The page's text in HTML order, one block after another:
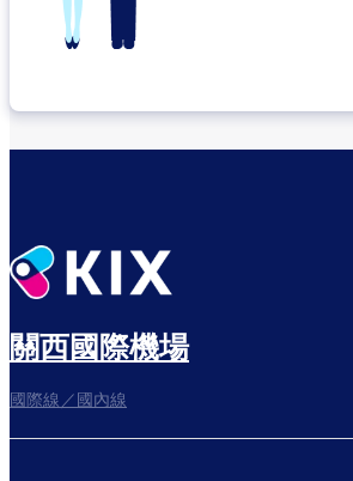
關西國際機場
國際線／國內線